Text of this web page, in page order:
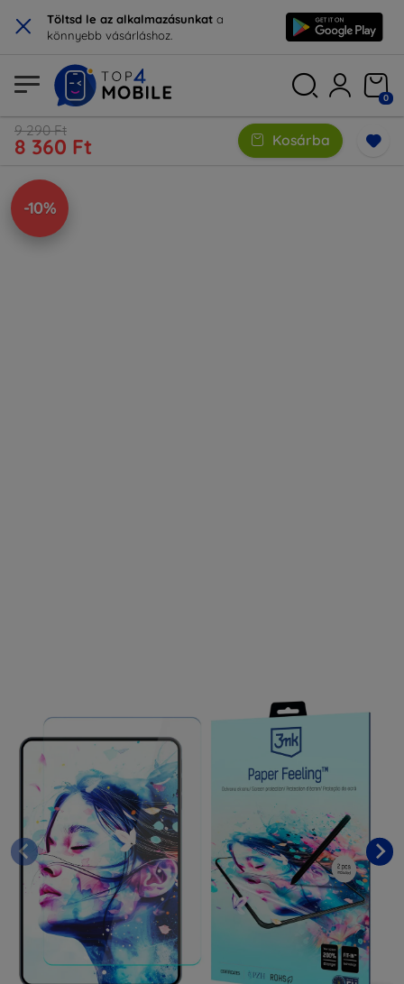
× Töltsd le az alkalmazásunkat a
könnyebb vásárláshoz.
0
9 290 Ft
8 360 Ft Kosárba
-10%